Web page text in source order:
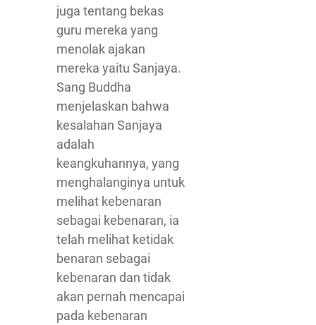
juga tentang bekas
guru mereka yang
menolak ajakan
mereka yaitu Sanjaya.
Sang Buddha
menjelaskan bahwa
kesalahan Sanjaya
adalah
keangkuhannya, yang
menghalanginya untuk
melihat kebenaran
sebagai kebenaran, ia
telah melihat ketidak
benaran sebagai
kebenaran dan tidak
akan pernah mencapai
pada kebenaran